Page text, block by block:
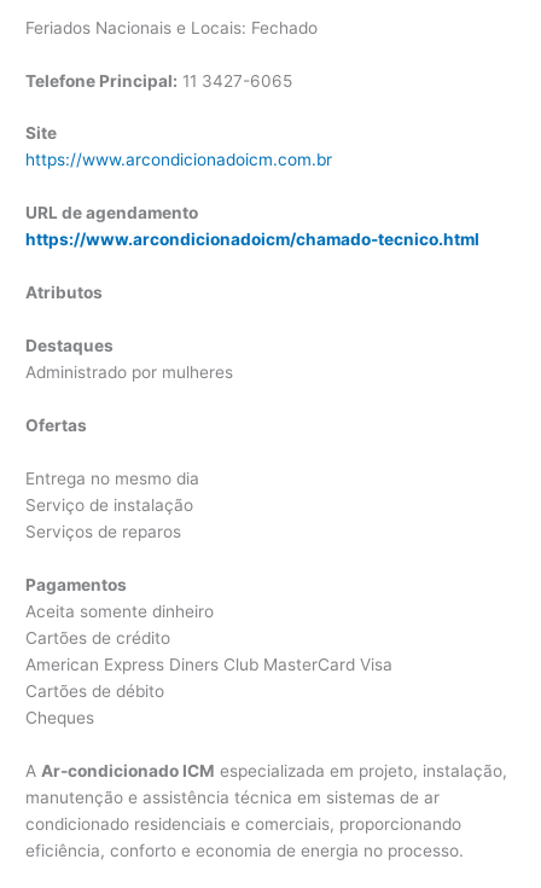
Feriados Nacionais e Locais: Fechado
Telefone Principal: 11 3427-6065
Site
https://www.arcondicionadoicm.com.br
URL de agendamento
https://www.arcondicionadoicm/chamado-tecnico.html
Atributos
Destaques
Administrado por mulheres
Ofertas
Entrega no mesmo dia
Serviço de instalação
Serviços de reparos
Pagamentos
Aceita somente dinheiro
Cartões de crédito
American Express Diners Club MasterCard Visa
Cartões de débito
Cheques
A Ar-condicionado ICM especializada em projeto, instalação,
manutenção e assistência técnica em sistemas de ar
condicionado residenciais e comerciais, proporcionando
eficiência, conforto e economia de energia no processo.